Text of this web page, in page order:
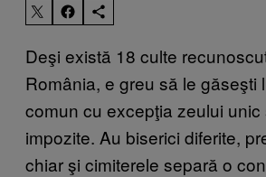
Deşi există 18 culte
România, e greu să le găseşti
comun cu excepţia zeului unic
impozite. Au biserici diferite,
chiar şi cimiterele separă o